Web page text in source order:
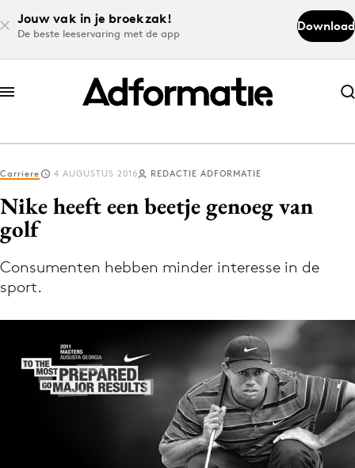
Jouw vak in je broekzak!
De beste leeservaring met de app
Download
Abonneer nu
Abonneer nu
Log in
Volg het laatste nieuws via de Adformatie
Carriere 4 AUGUSTUS 2016 REDACTIE ADFORMATIE
Nike heeft een beetje genoeg van
golf
Consumenten hebben minder interesse in de
sport.